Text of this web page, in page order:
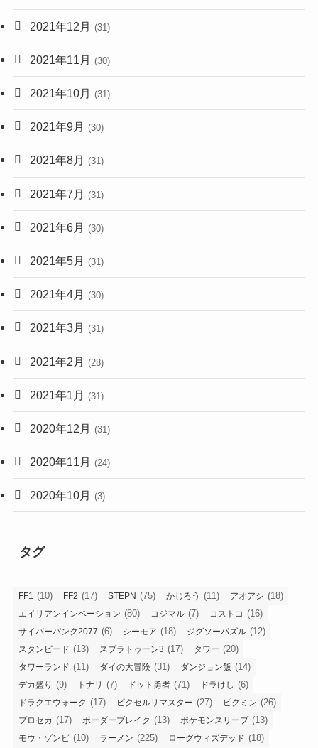
2021年12月 (31)
2021年11月 (30)
2021年10月 (31)
2021年9月 (30)
2021年8月 (31)
2021年7月 (31)
2021年6月 (30)
2021年5月 (31)
2021年4月 (30)
2021年3月 (31)
2021年2月 (28)
2021年1月 (31)
2020年12月 (31)
2020年11月 (24)
2020年10月 (3)
タグ
FF1 (10) FF2 (17) STEPN (75) かじろう (11) アオアシ (18)
エイリアンインベーション (80) コジマル (7) コストコ (16)
サイバーパンク2077 (6) シーモア (18) ジグソーパズル (12)
スタンピード (13) スプラトゥーン3 (17) タワー (20)
タワーランド (11) ダイの大冒険 (31) ダンジョン飯 (14)
デカ盛り (9) トナリ (7) ドット勇者 (71) ドラけし (6)
ドラクエウォーク (17) ピクセルリマスター (27) ピクミン (26)
プロセカ (17) ボーダーブレイク (13) ポケモンスリープ(13)
モウ・ゾンビ (10) ラーメン (225) ローグウィズデッド (18)